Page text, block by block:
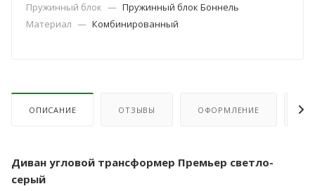
Пружинный блок — Пружинный блок Боннель
Материал — Комбинированный
ОПИСАНИЕ ОТЗЫВЫ ОФОРМЛЕНИЕ
Диван угловой трансформер Премьер светло-
серый